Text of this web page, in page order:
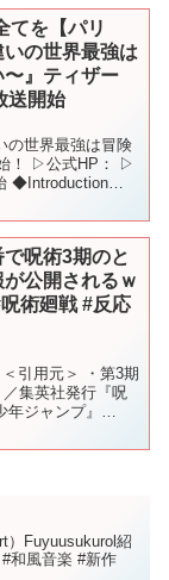
てを【パリ
の世界最強は
〜』ティザー
送開始
の世界最強は冒険
！ ▷公式HP： ▷
◆Introduction
で呪術3期のと
公開されるｗ
術廻戦 #反応
引用元＞ ・第3期
集英社発行『呪
ジャンプ』
）Fuyuusukurol紹
和風音楽 #新作